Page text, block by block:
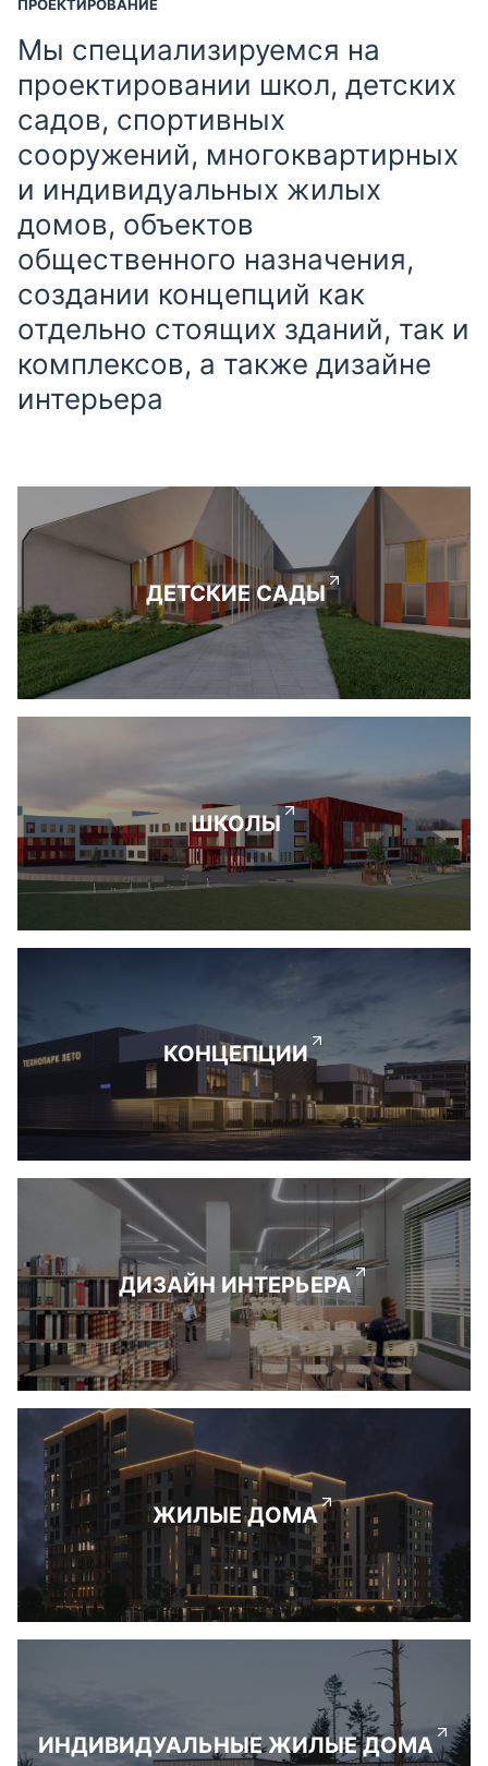
ПРОЕКТИРОВАНИЕ
Мы специализируемся на
проектировании школ, детских
садов, спортивных
сооружений, многоквартирных
и индивидуальных жилых
домов, объектов
общественного назначения,
создании концепций как
отдельно стоящих зданий, так и
комплексов, а также дизайне
интерьера
ДЕТСКИЕ САДЫ
ШКОЛЫ
КОНЦЕПЦИИ
ДИЗАЙН ИНТЕРЬЕРА
ЖИЛЫЕ ДОМА
ИНДИВИДУАЛЬНЫЕ ЖИЛЫЕ ДОМА